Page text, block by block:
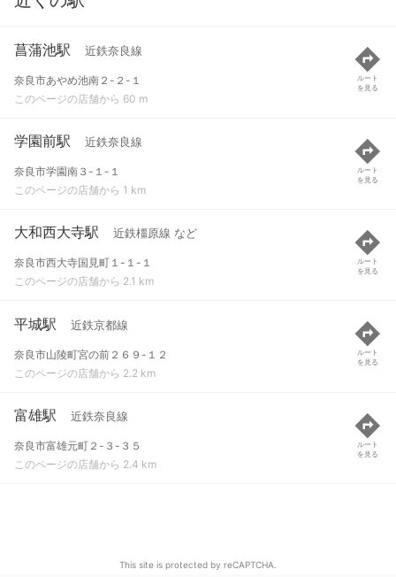
菖蒲池駅 近鉄奈良線
奈良市あやめ池南２-２-１
このページの店舗から 60 m
ルート
を見る
学園前駅 近鉄奈良線
奈良市学園南３-１-１
このページの店舗から 1 km
ルート
を見る
大和西大寺駅 近鉄橿原線 など
奈良市西大寺国見町１-１-１
このページの店舗から 2.1 km
ルート
を見る
平城駅 近鉄京都線
奈良市山陵町宮の前２６９-１２
このページの店舗から 2.2 km
ルート
を見る
富雄駅 近鉄奈良線
奈良市富雄元町２-３-３５
このページの店舗から 2.4 km
ルート
を見る
This site is protected by reCAPTCHA.